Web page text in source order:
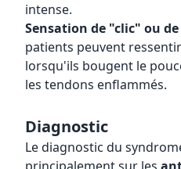
intense.
Sensation de "clic" ou
patients peuvent
lorsqu'ils bougent le
les tendons enflammés.
Diagnostic
Le diagnostic du